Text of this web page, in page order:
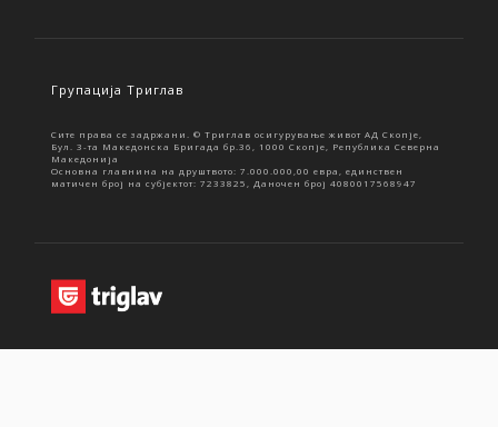
Групација Триглав
Сите права се задржани. © Триглав осигурување живот АД Скопје,
Бул. 3-та Македонска Бригада бр.36, 1000 Скопје, Република Северна
Македонија
Основна главнина на друштвото: 7.000.000,00 евра, единствен
матичен број на субјектот: 7233825, Даночен број 4080017568947